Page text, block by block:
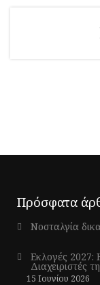
Πρόσφατα
Νοσταλγία
Εκλογές 2027:
Διαχειριστές
15 Ιουνίου 2026